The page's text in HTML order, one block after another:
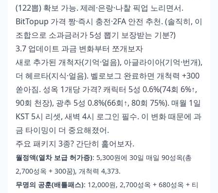
(122뽑) 확보 가능. 제레·은랑·나찰 픽업 노리면서.
BitTopup 가격 짱·즉시 충전·2FA 안전 추천. (솔직히, 이
조합으로 소과금러가 5성 뽑기 보장받는 기분?)
3.7 업데이트 과금 변화부터 쪼개보자
새로 추가된 개척자(기억·얼음), 아글라이아(기억·번개),
더 헤르타(지식·얼음). 벨로보그 완료하면 개척력 +300
쏟아짐. 성옥 1개당 가격? 캐릭터 5성 0.6%(74회 6%↑,
90회 천장), 광추 5성 0.8%(66회↑, 80회 75%). 매월 1일
KST 5시 리셋, 새벽 4시 로그인 필수. 이 변화 때문에 과
금 타이밍이 더 중요해졌어.
주요 패키지 3종? 간단히 훑어보자.
월정액(열차 보급 허가증): 5,300원에 30일 매일 90성옥(총
2,700성옥 + 300꿈), 개척력 4,373.
무명의 공훈(배틀패스): 12,000원, 2,700성옥 + 680성옥 + 티